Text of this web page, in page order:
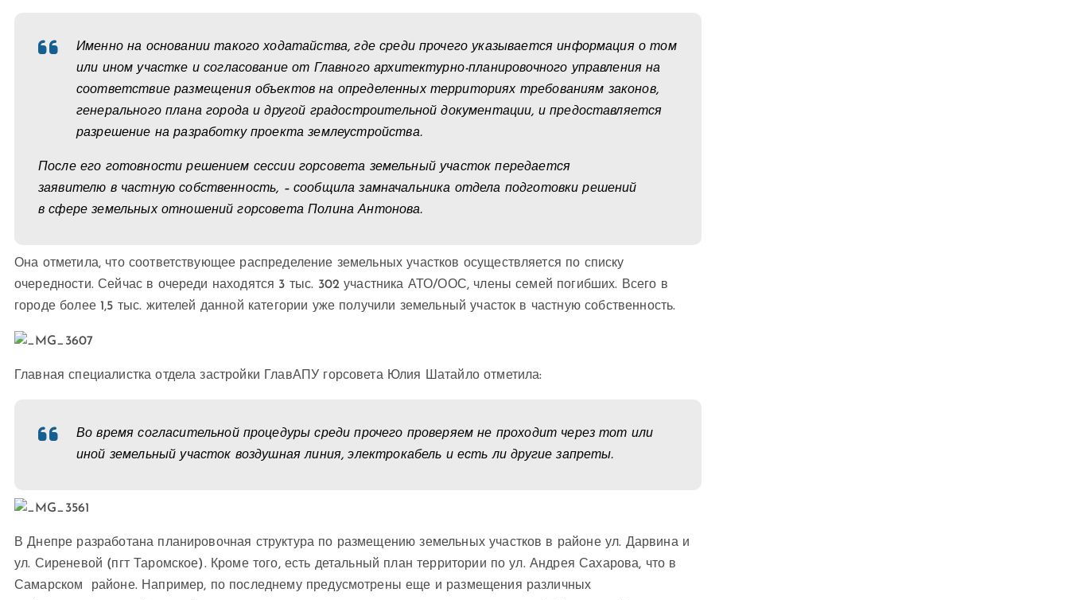
Именно на основании такого ходатайства, где среди прочего указывается информация о том
или ином участке и согласование от Главного архитектурно-планировочного управления на
соответствие размещения объектов на определенных территориях требованиям законов,
генерального плана города и другой градостроительной документации, и предоставляется
разрешение на разработку проекта землеустройства.
После его готовности решением сессии горсовета земельный участок передается
заявителю в частную собственность, – сообщила замначальника отдела подготовки решений
в сфере земельных отношений горсовета Полина Антонова.
Она отметила, что соответствующее распределение земельных участков осуществляется по списку
очередности. Сейчас в очереди находятся 3 тыс. 302 участника АТО/ООС, члены семей погибших. Всего в
городе более 1,5 тыс. жителей данной категории уже получили земельный участок в частную собственность.
Главная специалистка отдела застройки ГлавАПУ горсовета Юлия Шатайло отметила:
Во время согласительной процедуры среди прочего проверяем не проходит через тот или
иной земельный участок воздушная линия, электрокабель и есть ли другие запреты.
В Днепре разработана планировочная структура по размещению земельных участков в районе ул. Дарвина и
ул. Сиреневой (пгт Таромское). Кроме того, есть детальный план территории по ул. Андрея Сахарова, что в
Самарском районе. Например, по последнему предусмотрены еще и размещения различных